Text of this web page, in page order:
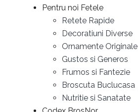
Pentru noi Fetele
Retete Rapide
Decoratiuni Diverse
Ornamente Originale
Gustos si Generos
Frumos si Fantezie
Broscuta Buclucasa
Nutritie si Sanatate